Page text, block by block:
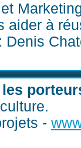
aider à
Denis
-